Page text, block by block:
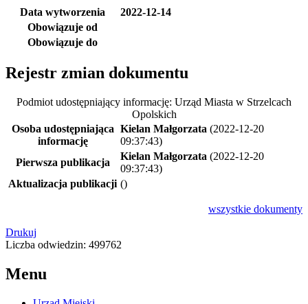
Data wytworzenia
2022-12-14
Obowiązuje od
Obowiązuje do
Rejestr zmian dokumentu
Podmiot udostępniający informację: Urząd Miasta w Strzelcach
Opolskich
Osoba udostępniająca
informację
Kielan Małgorzata (2022-12-20
09:37:43)
Pierwsza publikacja
Kielan Małgorzata (2022-12-20
09:37:43)
Aktualizacja publikacji ()
wszystkie dokumenty
Drukuj
Liczba odwiedzin: 499762
Menu